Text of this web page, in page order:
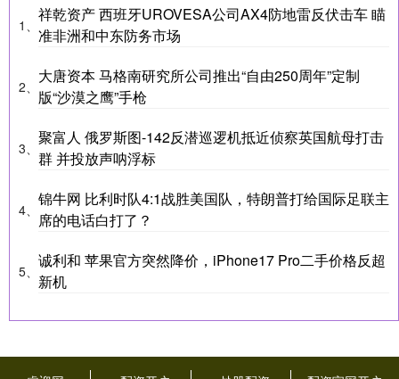
1、
祥乾资产 西班牙UROVESA公司AX4防地雷反伏击车 瞄
准非洲和中东防务市场
2、
大唐资本 马格南研究所公司推出“自由250周年”定制
版“沙漠之鹰”手枪
3、
聚富人 俄罗斯图-142反潜巡逻机抵近侦察英国航母打击
群 并投放声呐浮标
4、
锦牛网 比利时队4:1战胜美国队，特朗普打给国际足联主
席的电话白打了？
5、
诚利和 苹果官方突然降价，iPhone17 Pro二手价格反超
新机